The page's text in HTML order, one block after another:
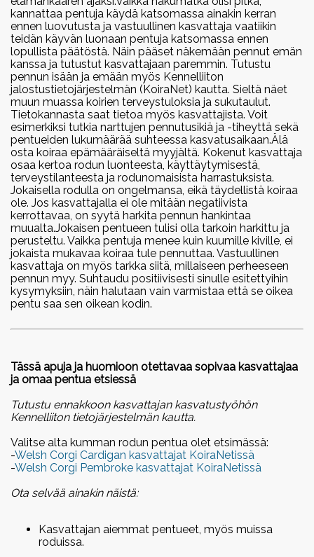
Keski-Suomen alaosasto
Pirkanmaan alaosasto
Pohjois-Suomen alaosasto
Itä-Suomen alaosasto
Uudenmaan alaosasto
Yhdistyksen säännöt
Vuosikokoukset
Vuosikokous 2026
Vuosikokous 2024
Vuosikokous 2025
Tietosuojaseloste
Pentulista & kodinetsintä
Poikkeuslupamenettelyt
Jalostusohjesääntö
Minustako corgikasvattaja?
Kasvattajat
Teettäisinkö nartullani pennut?
Antaisinko urostani jalostukseen?
Uroslistat
Cardigan urokset
Pembroke urokset
Lonkkanivelen kasvuhäiriö
Kyynärnivelen inkongruenssi
Selkäongelmat
Silmäsairaudet
Laforan tauti
Virtsakivet
Webinaarit
Paimennustaipumustestit ja -
päivät
Näyttelykalenteri
Vuoden corgit
2025
Vuoden cardiganit 2025
Vuoden pembroket 2025
Vuoden harrastecorgit 2025
2024
Vuoden cardiganit 2024
Vuoden pembroket 2024
Vuoden harrastecorgit 2024
2023
Vuoden cardiganit 2023
Vuoden pembroket 2023
Vuoden harrastecorgit 2023
2022
Vuoden harrastecorgit 2022
2021
Vuoden cardiganit 2021
Vuoden pembroket 2021
Vuoden harrastecorgit 2021
2019
Vuoden cardiganit 2019
Vuoden harrastecorgit 2019
Erikoisnäyttelyt
Erikoisnäyttely 2026 Turku
Erikoisnäyttely 2025
Tampere
Erikoisnäyttely 2024 Kouvola
Erikoisnäyttely 2023 Jämsä
Erikoisnäyttely 2022
Leppävirta
EuroCorgi Show 2021
Jämsänkoski
2021 Jämsänkoski
Erikoisnäyttely 2019
Tampere
Erikoisnäyttely 2017 Kouvola
Erikoisnäyttely 2016 Raisio
Rotumestaruudet
Valiogalleriat
Valiogalleria 2023
Valiogalleria 2022
Valiogalleria 2021
Valiogalleria 2020
Valiogalleria 2019
Valiogalleria 2018
Säännöt
Linkit
Lomakkeet
Jäsenosio
Facebook
Instagram
kannattaa pentuja käydä katsomassa ainakin kerran
ennen luovutusta ja vastuullinen kasvattaja vaatiikin
teidän käyvän luonaan pentuja katsomassa ennen
lopullista päätöstä. Näin pääset näkemään pennut emän
kanssa ja tutustut kasvattajaan paremmin. Tutustu
pennun isään ja emään myös Kennelliiton
jalostustietojärjestelmän (KoiraNet) kautta. Sieltä näet
muun muassa koirien terveystuloksia ja sukutaulut.
Tietokannasta saat tietoa myös kasvattajista. Voit
esimerkiksi tutkia narttujen pennutusikiä ja -tiheyttä sekä
pentueiden lukumäärää suhteessa kasvatusaikaan.Älä
osta koiraa epämääräiseltä myyjältä. Kokenut kasvattaja
osaa kertoa rodun luonteesta, käyttäytymisestä,
terveystilanteesta ja rodunomaisista harrastuksista.
Jokaisella rodulla on ongelmansa, eikä täydellistä koiraa
ole. Jos kasvattajalla ei ole mitään negatiivista
kerrottavaa, on syytä harkita pennun hankintaa
muualta.Jokaisen pentueen tulisi olla tarkoin harkittu ja
perusteltu. Vaikka pentuja menee kuin kuumille kiville, ei
jokaista mukavaa koiraa tule pennuttaa. Vastuullinen
kasvattaja on myös tarkka siitä, millaiseen perheeseen
pennun myy. Suhtaudu positiivisesti sinulle esitettyihin
kysymyksiin, näin halutaan vain varmistaa että se oikea
pentu saa sen oikean kodin.
Tässä apuja ja huomioon otettavaa sopivaa kasvattajaa
ja omaa pentua etsiessä
Tutustu ennakkoon kasvattajan kasvatustyöhön
Kennelliiton tietojärjestelmän kautta.
Valitse alta kumman rodun pentua olet etsimässä:
-Welsh Corgi Cardigan kasvattajat KoiraNetissä
-Welsh Corgi Pembroke kasvattajat KoiraNetissä
Ota selvää ainakin näistä:
Kasvattajan aiemmat pentueet, myös muissa
roduissa.